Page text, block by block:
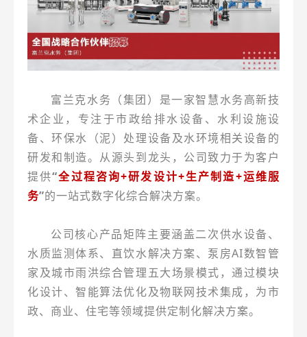
富兰克水务（集团）是一家智慧水务高新技
术企业，专注于市政给排水设备、水利设施设
备、环保水（泥）处理设备及水环境相关设备的
研发和制造。从源头到龙头，公司致力于为客户
提供“全过程咨询+研发设计+生产制造+运维服
务”的一站式数字化综合解决方案。
公司核心产品矩阵主要涵盖二次供水设备、
水质监测体系、直饮水解决方案、泵房AI数智管
家及城市雨洪综合管理五大场景模式，通过模块
化设计、智能算法优化及物联网技术集成，为市
政、商业、住宅等领域提供定制化解决方案。